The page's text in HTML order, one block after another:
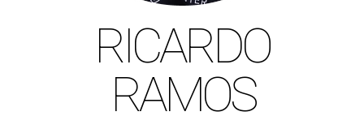
RICARDO
RAMOS